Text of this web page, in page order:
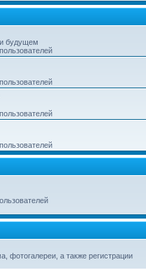
будущем
фотогалереи, а также регистрации